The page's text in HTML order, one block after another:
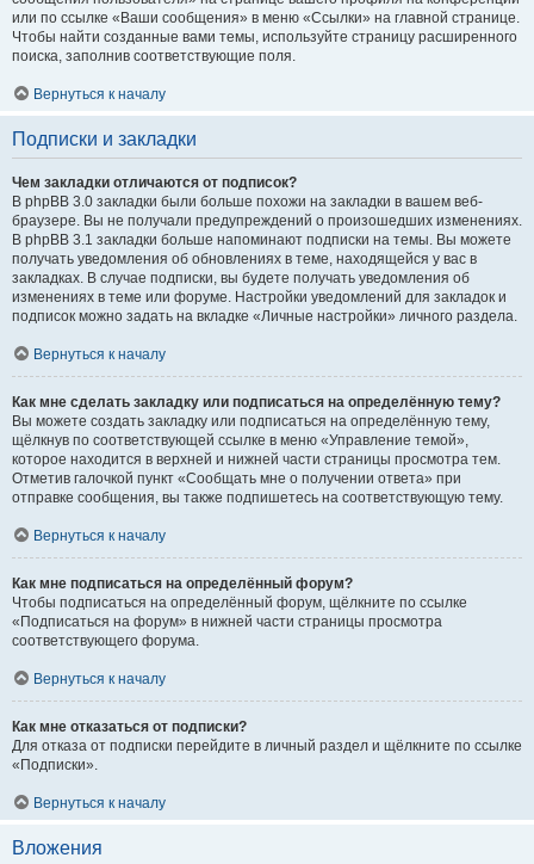
или по ссылке «Ваши сообщения» в меню «Ссылки» на главной странице.
Чтобы найти созданные вами темы, используйте страницу расширенного
поиска, заполнив соответствующие поля.
Вернуться к началу
Подписки и закладки
Чем закладки отличаются от подписок?
В phpBB 3.0 закладки были больше похожи на закладки в вашем веб-
браузере. Вы не получали предупреждений о произошедших изменениях.
В phpBB 3.1 закладки больше напоминают подписки на темы. Вы можете
получать уведомления об обновлениях в теме, находящейся у вас в
закладках. В случае подписки, вы будете получать уведомления об
изменениях в теме или форуме. Настройки уведомлений для закладок и
подписок можно задать на вкладке «Личные настройки» личного раздела.
Вернуться к началу
Как мне сделать закладку или подписаться на определённую тему?
Вы можете создать закладку или подписаться на определённую тему,
щёлкнув по соответствующей ссылке в меню «Управление темой»,
которое находится в верхней и нижней части страницы просмотра тем.
Отметив галочкой пункт «Сообщать мне о получении ответа» при
отправке сообщения, вы также подпишетесь на соответствующую тему.
Вернуться к началу
Как мне подписаться на определённый форум?
Чтобы подписаться на определённый форум, щёлкните по ссылке
«Подписаться на форум» в нижней части страницы просмотра
соответствующего форума.
Вернуться к началу
Как мне отказаться от подписки?
Для отказа от подписки перейдите в личный раздел и щёлкните по ссылке
«Подписки».
Вернуться к началу
Вложения